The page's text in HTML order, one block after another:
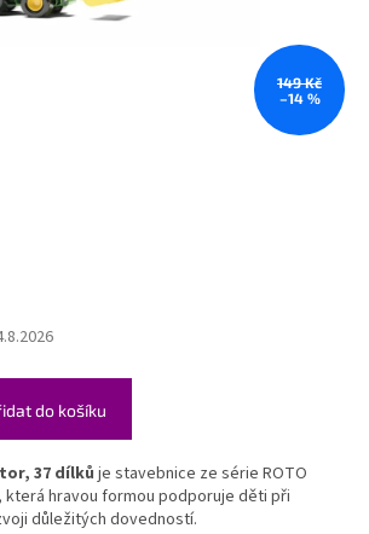
149 Kč
–14 %
do košíku
37 dílků je stavebnice ze série ROTO
která hravou formou podporuje děti při
důležitých dovedností.